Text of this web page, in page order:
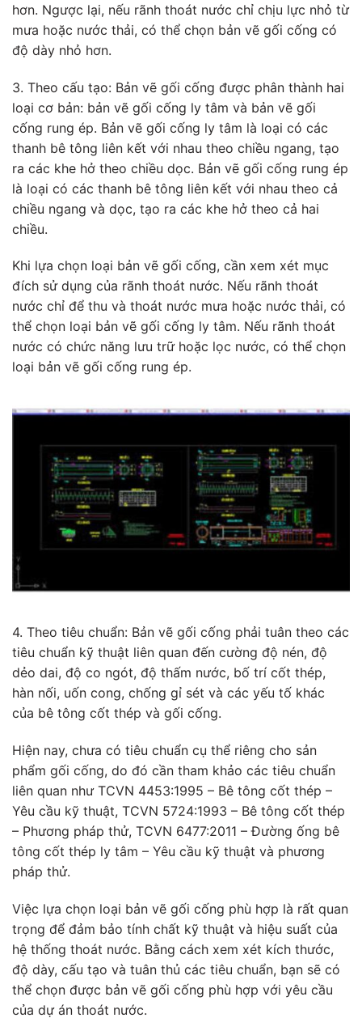
hơn. Ngược lại, nếu rãnh thoát nước chỉ chịu lực nhỏ từ
mưa hoặc nước thải, có thể chọn bản vẽ gối cống có
độ dày nhỏ hơn.
3. Theo cấu tạo: Bản vẽ gối cống được phân thành hai
loại cơ bản: bản vẽ gối cống ly tâm và bản vẽ gối
cống rung ép. Bản vẽ gối cống ly tâm là loại có các
thanh bê tông liên kết với nhau theo chiều ngang, tạo
ra các khe hở theo chiều dọc. Bản vẽ gối cống rung ép
là loại có các thanh bê tông liên kết với nhau theo cả
chiều ngang và dọc, tạo ra các khe hở theo cả hai
chiều.
Khi lựa chọn loại bản vẽ gối cống, cần xem xét mục
đích sử dụng của rãnh thoát nước. Nếu rãnh thoát
nước chỉ để thu và thoát nước mưa hoặc nước thải, có
thể chọn loại bản vẽ gối cống ly tâm. Nếu rãnh thoát
nước có chức năng lưu trữ hoặc lọc nước, có thể chọn
loại bản vẽ gối cống rung ép.
4. Theo tiêu chuẩn: Bản vẽ gối cống phải tuân theo các
tiêu chuẩn kỹ thuật liên quan đến cường độ nén, độ
dẻo dai, độ co ngót, độ thấm nước, bố trí cốt thép,
hàn nối, uốn cong, chống gỉ sét và các yếu tố khác
của bê tông cốt thép và gối cống.
Hiện nay, chưa có tiêu chuẩn cụ thể riêng cho sản
phẩm gối cống, do đó cần tham khảo các tiêu chuẩn
liên quan như TCVN 4453:1995 – Bê tông cốt thép –
Yêu cầu kỹ thuật, TCVN 5724:1993 – Bê tông cốt thép
– Phương pháp thử, TCVN 6477:2011 – Đường ống bê
tông cốt thép ly tâm – Yêu cầu kỹ thuật và phương
pháp thử.
Việc lựa chọn loại bản vẽ gối cống phù hợp là rất quan
trọng để đảm bảo tính chất kỹ thuật và hiệu suất của
hệ thống thoát nước. Bằng cách xem xét kích thước,
độ dày, cấu tạo và tuân thủ các tiêu chuẩn, bạn sẽ có
thể chọn được bản vẽ gối cống phù hợp với yêu cầu
của dự án thoát nước.